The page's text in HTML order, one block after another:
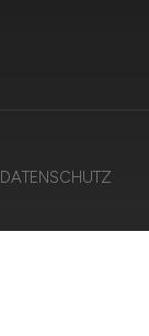
DATENSCHUTZ